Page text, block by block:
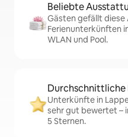
Beliebte
Gästen gefällt
Ferienunterkünften
WLAN und Pool.
Durchschnittliche
Unterkünfte in
sehr gut bewertet –
5 Sternen.